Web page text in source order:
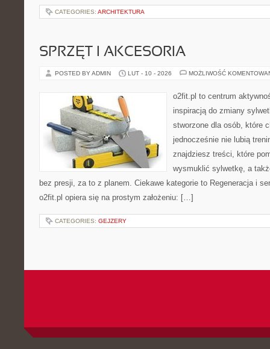
CATEGORIES: ARCHITEKTURA
SPRZĘT I AKCESORIA
POSTED BY ADMIN LUT - 10 - 2026 MOŻLIWOŚĆ
o2fit.pl to centrum
inspiracją do zmiany
stworzone dla osób, które
jednocześnie nie lubią
znajdziesz treści, które
wysmuklić sylwetkę, a
bez presji, za to z planem. Ciekawe kategorie to Regeneracja i
o2fit.pl opiera się na prostym założeniu: […]
CATEGORIES: GEJZERY